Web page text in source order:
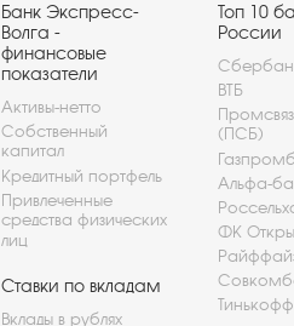
Банк Экспресс-
Волга -
финансовые
показатели
Активы-нетто
Собственный
капитал
Кредитный портфель
Привлеченные
средства физических
лиц
Ставки по вкладам
Вклады в рублях
Топ 10
России
ВТБ
(ПСБ)
Альфа-
ФК